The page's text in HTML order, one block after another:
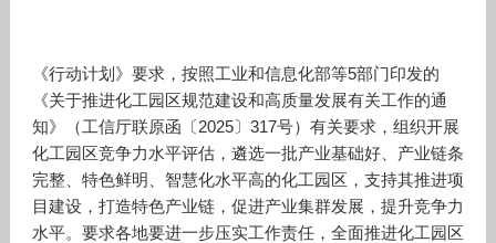
《行动计划》要求，按照工业和信息化部等5部门印发的
《关于推进化工园区规范建设和高质量发展有关工作的通
知》（工信厅联原函〔2025〕317号）有关要求，组织开展
化工园区竞争力水平评估，遴选一批产业基础好、产业链条
完整、特色鲜明、智慧化水平高的化工园区，支持其推进项
目建设，打造特色产业链，促进产业集群发展，提升竞争力
水平。要求各地要进一步压实工作责任，全面推进化工园区